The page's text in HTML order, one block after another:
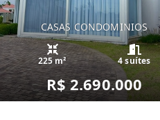
CASAS CONDOMINIOS
225 m² 4 suítes
R$ 2.690.000